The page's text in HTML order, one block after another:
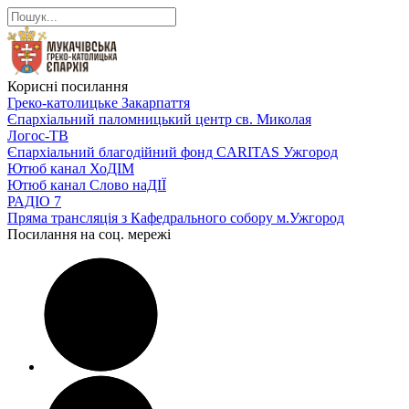
Корисні посилання
Греко-католицьке Закарпаття
Єпархіальний паломницький центр св. Миколая
Логос-ТВ
Єпархіальний благодійний фонд CARITAS Ужгород
Ютюб канал ХоДІМ
Ютюб канал Слово наДІЇ
РАДІО 7
Пряма трансляція з Кафедрального собору м.Ужгород
Посилання на соц. мережі